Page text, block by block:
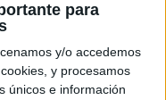
para
y/o accedemos
y procesamos
únicos e información